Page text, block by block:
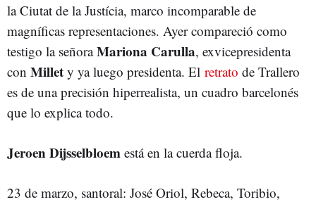
la Ciutat de la Justícia, marco incomparable de
magníficas representaciones. Ayer compareció como
testigo la señoraMariona Carulla, exvicepresidenta
con Millet y ya luego presidenta. El retrato de Trallero
es de una precisión hiperrealista, un cuadro barcelonés
que lo explica todo.
Jeroen Dijsselbloem está en la cuerda floja.
23 de marzo, santoral: José Oriol, Rebeca, Toribio,